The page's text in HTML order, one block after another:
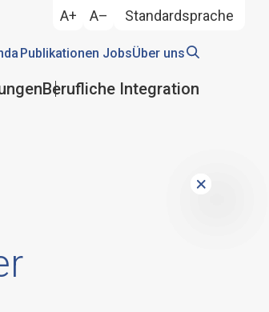
A+ A– Standardsprache
Publikationen JobsÜber uns
Berufliche Integration